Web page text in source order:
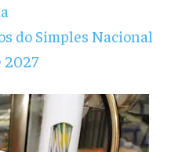
do Simples Nacional
2027